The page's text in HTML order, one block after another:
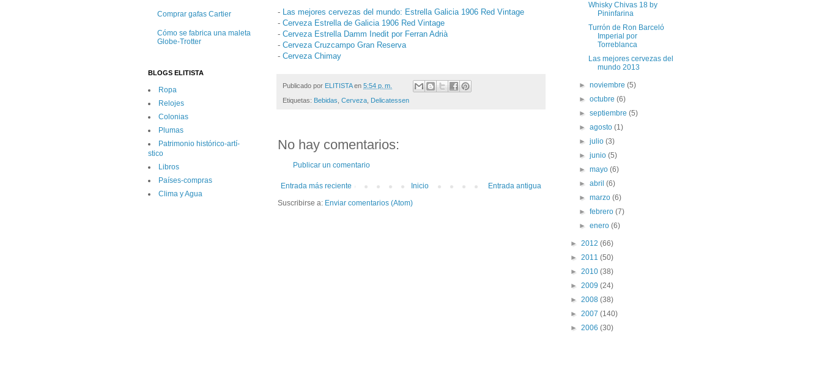
- Las mejores cervezas del mundo: Estrella Galicia 1906 Red Vintage
- Cerveza Estrella de Galicia 1906 Red Vintage
- Cerveza Estrella Damm Inedit por Ferran Adrià
- Cerveza Cruzcampo Gran Reserva
- Cerveza Chimay
Publicado por ELITISTA en 5:54 p. m.
Etiquetas: Bebidas Cerveza Delicatessen
No hay comentarios:
Publicar un comentario
Entrada más reciente Entrada antigua
Inicio
Suscribirse a: Enviar comentarios (Atom)
Comprar gafas Cartier
Cómo se fabrica una maleta
Globe-Trotter
BLOGS ELITISTA
Ropa
Relojes
Colonias
Plumas
Patrimonio histórico-artí­
stico
Libros
Paí­ses-compras
Clima y Agua
Whisky Chivas 18 by
Pininfarina
Turrón de Ron Barceló
Imperial por
Torreblanca
Las mejores cervezas del
mundo 2013
►noviembre(5)
►octubre(6)
►septiembre(5)
►agosto(1)
►julio(3)
►junio(5)
►mayo(6)
►abril(6)
►marzo(6)
►febrero(7)
►enero(6)
► 2012 (66)
► 2011 (50)
► 2010 (38)
► 2009 (24)
► 2008 (38)
► 2007 (140)
► 2006 (30)